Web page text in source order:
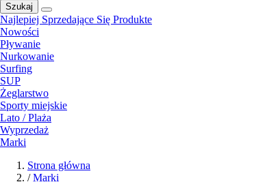
Szukaj
Najlepiej Sprzedające Się Produkte
Nowości
Pływanie
Nurkowanie
Surfing
SUP
Żeglarstwo
Sporty miejskie
Lato / Plaża
Wyprzedaż
Marki
Strona główna
/ Marki